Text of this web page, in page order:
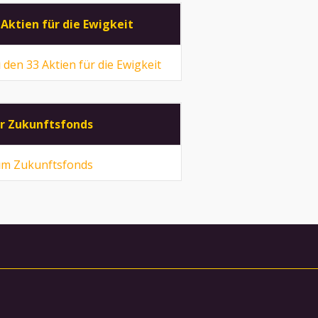
Aktien für die Ewigkeit
den 33 Aktien für die Ewigkeit
Zukunftsfonds
Zukunftsfonds